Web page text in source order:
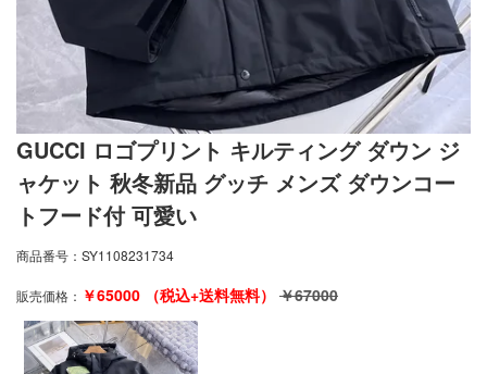
GUCCI ロゴプリント キルティング ダウン ジ
ャケット 秋冬新品 グッチ メンズ ダウンコー
トフード付 可愛い
商品番号： SY1108231734
販売価格： ￥65000 （税込+送料無料） ￥67000